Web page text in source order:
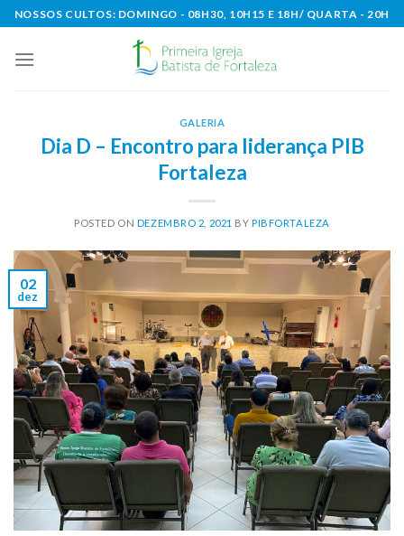
Skip
to
content
NOSSOS CULTOS: DOMINGO - 08H30, 10H15 E 18H/ QUARTA - 20H
GALERIA
Dia D – Encontro para liderança PIB
Fortaleza
POSTED ON DEZEMBRO 2, 2021 BYPIBFORTALEZA
02
dez